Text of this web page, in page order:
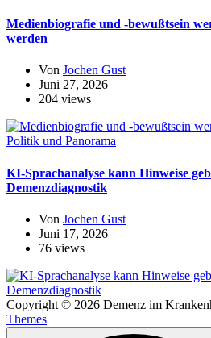
Medienbiografie und -bewußtsein
werden
Von Jochen Gust
Juni 27, 2026
204 views
Politik und Panorama
KI-Sprachanalyse kann Hinweise
Demenzdiagnostik
Von Jochen Gust
Juni 17, 2026
76 views
Copyright © 2026 Demenz im
Themes